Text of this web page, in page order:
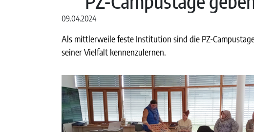
09.04.2024
Als mittlerweile feste Institution sind die PZ-
seiner Vielfalt kennenzulernen.